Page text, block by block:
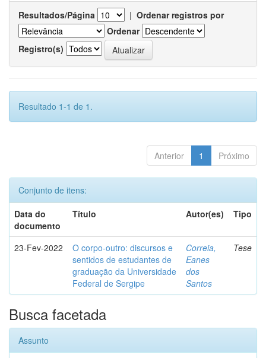
Resultados/Página | Ordenar registros por
Ordenar
Registro(s)
Resultado 1-1 de 1.
Anterior 1 Próximo
Conjunto de itens:
Data do
documento
Título Autor(es) Tipo
23-Fev-2022
O corpo-outro: discursos e
sentidos de estudantes de
graduação da Universidade
Federal de Sergipe
Correia,
Eanes
dos
Santos
Tese
Busca facetada
Assunto